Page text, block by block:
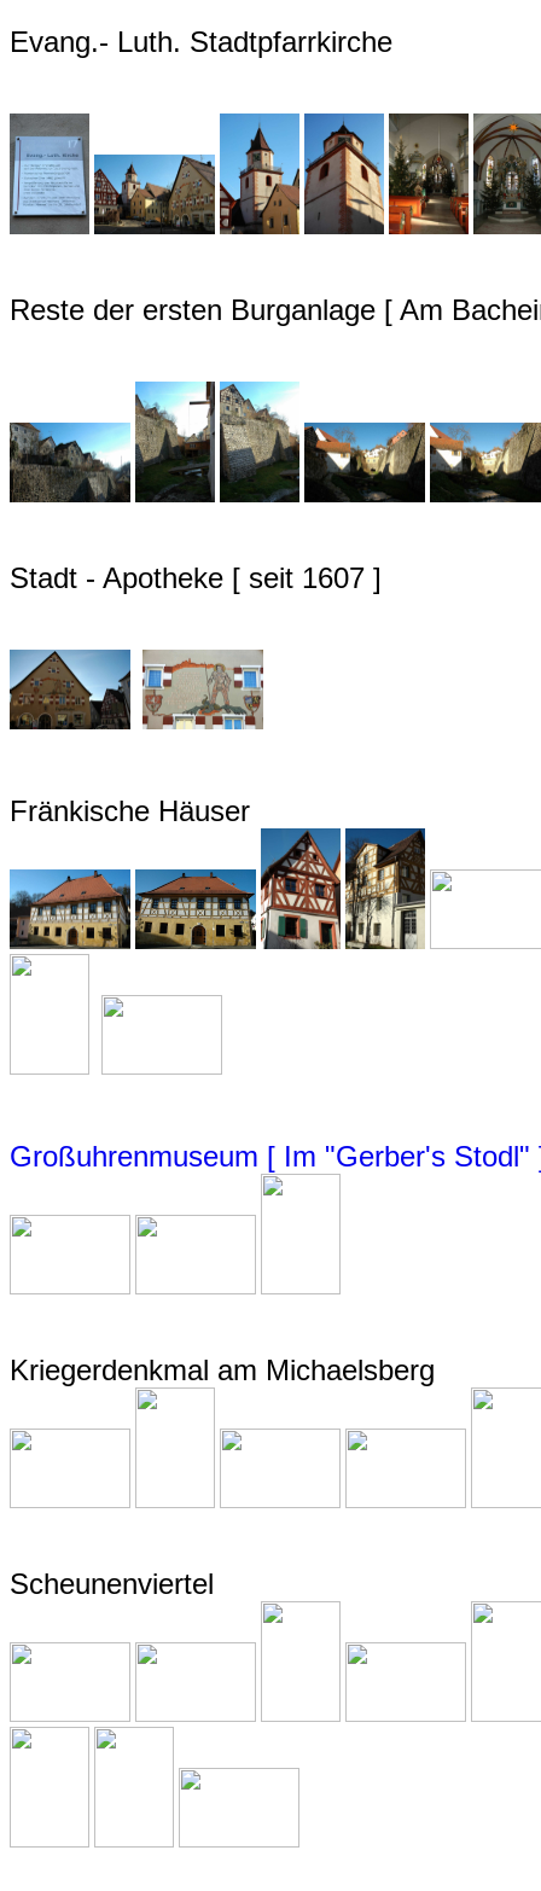
Evang.- Luth. Stadtpfarrkirche
Reste der ersten Burganlage [ Am
Stadt - Apotheke [ seit 1607 ]
Fränkische Häuser
Großuhrenmuseum [ Im "Gerber's Stodl"
Kriegerdenkmal am Michaelsberg
Scheunenviertel